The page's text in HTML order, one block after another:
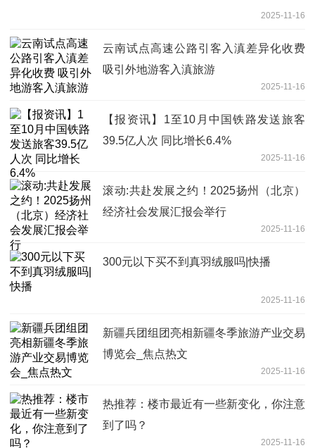
2025-11-16
云南试点高速公路引客入滇差异化收费
吸引外地游客入滇旅游
2025-11-16
【报资讯】1至10月中国铁路发送旅客
39.5亿人次 同比增长6.4%
2025-11-16
滚动:共赴发展之约！2025扬州（北京）
经济社会发展汇报会举行
2025-11-16
300元以下买不到真羽绒服吗|快播
2025-11-16
新疆兵团组团亮相新疆冬季旅游产业交易
博览会_焦点热文
2025-11-16
热推荐：楼市最近有一些新变化，你注意
到了吗？
2025-11-16